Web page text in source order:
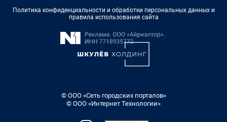
Политика конфиденциальности и обработки персональных данных и
правила использования сайта
© ООО «Сеть городских порталов»
© ООО «Интернет Технологии»